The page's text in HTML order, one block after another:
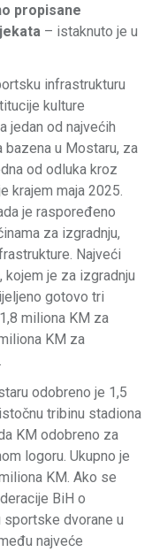
propisane
– istaknuto je u
infrastrukturu
kulture
jedan od najvećih
bazena u Mostaru, za
od odluka kroz
krajem maja 2025.
je raspoređeno
za izgradnju,
Najveći
kojem je za izgradnju
gotovo tri
miliona KM za
KM za
odobreno je 1,5
tribinu stadiona
KM odobreno za
logoru. Ukupno je
KM. Ako se
BiH o
sportske dvorane u
najveće